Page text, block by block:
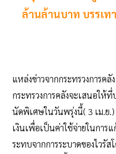
ล้านล้านบาท บรรเท
แหล่งข่าวจากกระทรวงการคลั
กระทรวงการคลังจะเสนอให้
นัดพิเศษในวันพรุ่งนี้( 3 เม.ย
เงินเพื่อเป็นค่าใช้จ่ายในกา
ระทบจากการระบาดของไวรั